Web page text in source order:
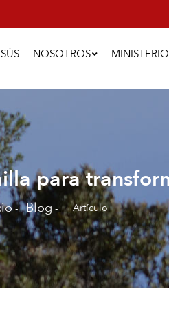
NOSOTROS
para
- Blog - Artículo